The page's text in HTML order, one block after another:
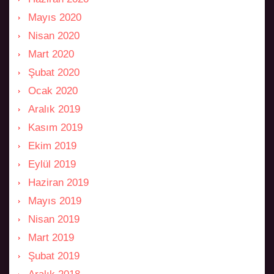
Mayıs 2020
Nisan 2020
Mart 2020
Şubat 2020
Ocak 2020
Aralık 2019
Kasım 2019
Ekim 2019
Eylül 2019
Haziran 2019
Mayıs 2019
Nisan 2019
Mart 2019
Şubat 2019